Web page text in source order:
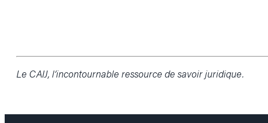
Le CAIJ, l’incontournable ressource de savoir juridique.